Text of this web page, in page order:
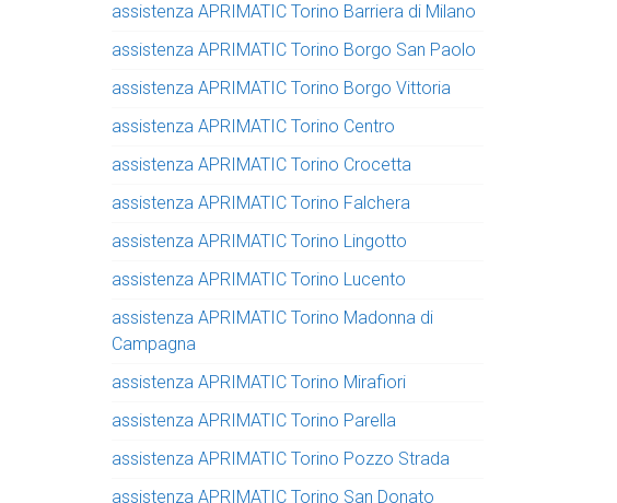
assistenza APRIMATIC Torino Barriera di Milano
assistenza APRIMATIC Torino Borgo San Paolo
assistenza APRIMATIC Torino Borgo Vittoria
assistenza APRIMATIC Torino Centro
assistenza APRIMATIC Torino Crocetta
assistenza APRIMATIC Torino Falchera
assistenza APRIMATIC Torino Lingotto
assistenza APRIMATIC Torino Lucento
assistenza APRIMATIC Torino Madonna di
Campagna
assistenza APRIMATIC Torino Mirafiori
assistenza APRIMATIC Torino Parella
assistenza APRIMATIC Torino Pozzo Strada
assistenza APRIMATIC Torino San Donato